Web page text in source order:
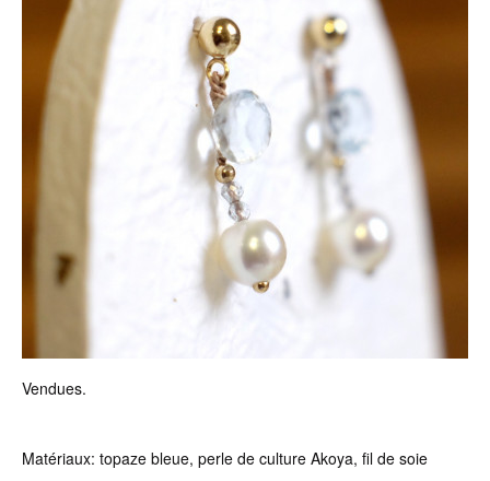
Vendues.
Matériaux: topaze bleue, perle de culture Akoya, fil de soie